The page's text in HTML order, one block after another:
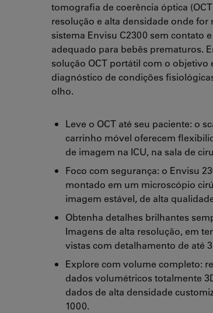
tomografia de coerência óptica
resolução e alta densidade onde for
sistema Envisu C2300 sem contato
adequado para bebês prematuros.
solução OCT portátil com o objetivo
diagnóstico de condições
olho.
Leve o OCT até seu paciente: o
carrinho móvel oferecem
de imagem na ICU, na sala de
Foco com segurança: o Envisu
montado em um microscópio
imagem estável, de alta
Obtenha detalhes brilhantes
Imagens de alta resolução, em
vistas com detalhamento de até
Explore com volume completo:
dados volumétricos totalmente
dados de alta densidade
1000.